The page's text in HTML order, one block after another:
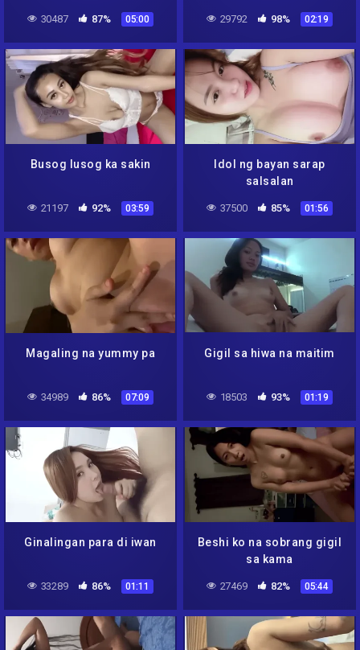
30487 87% 05:00 29792 98% 02:19
Busog lusog ka sakin
21197 92% 03:59
Idol ng bayan sarap
salsalan
37500 85% 01:56
Magaling na yummy pa
34989 86% 07:09
Gigil sa hiwa na maitim
18503 93% 01:19
Ginalingan para di iwan
33289 86% 01:11
Beshi ko na sobrang gigil
sa kama
27469 82% 05:44